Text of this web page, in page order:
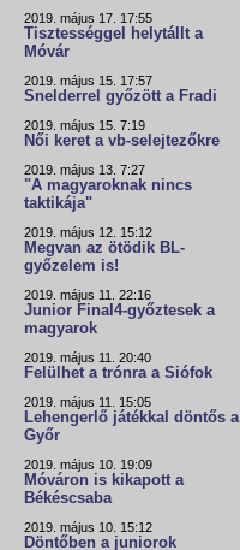
2019. május 17. 17:55
Tisztességgel helytállt a
Móvár
2019. május 15. 17:57
Snelderrel győzött a Fradi
2019. május 15. 7:19
Női keret a vb-selejtezőkre
2019. május 13. 7:27
"A magyaroknak nincs
taktikája"
2019. május 12. 15:12
Megvan az ötödik BL-
győzelem is!
2019. május 11. 22:16
Junior Final4-győztesek a
magyarok
2019. május 11. 20:40
Felülhet a trónra a Siófok
2019. május 11. 15:05
Lehengerlő játékkal döntős a
Győr
2019. május 10. 19:09
Móváron is kikapott a
Békéscsaba
2019. május 10. 15:12
Döntőben a juniorok